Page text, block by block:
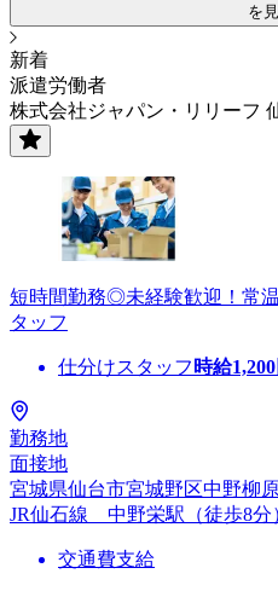
を
新着
派遣労働者
株式会社ジャパン・リリーフ
短時間勤務◎未経験歓迎！常
タッフ
仕分けスタッフ 時給1,200
勤務地
面接地
宮城県仙台市宮城野区中野柳
JR仙石線 中野栄駅（徒歩8分
交通費支給